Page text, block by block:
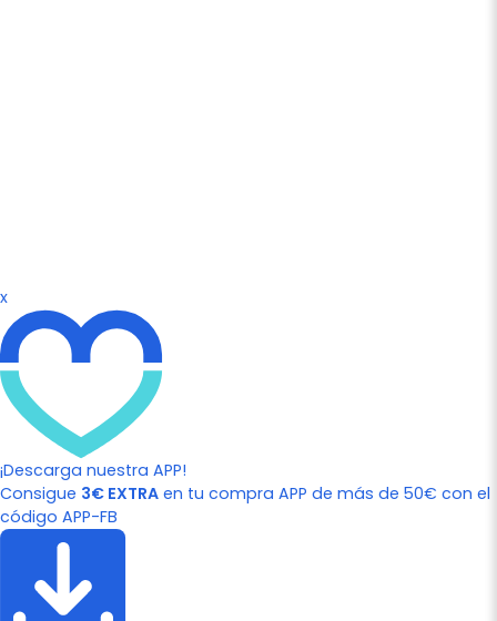
x
¡Descarga nuestra APP!
Consigue 3€ EXTRA en tu compra APP de más de 50€ con el
código APP-FB